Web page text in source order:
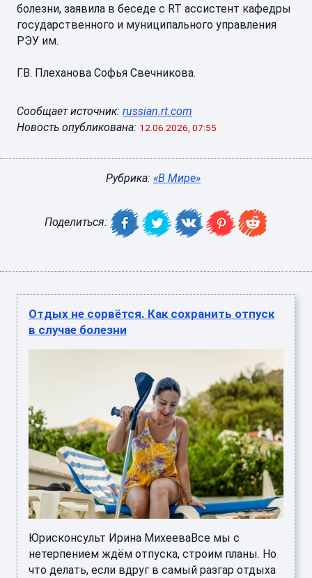
болезни, заявила в беседе с RT ассистент кафедры
государственного и муниципального управления
РЭУ им.
Г.В. Плеханова Софья Свечникова.
Сообщает источник: russian.rt.com
Новость опубликована: 12.06.2026, 07:55
Рубрика: «В Мире»
Поделиться:
Отдых не сорвётся. Как сохранить отпуск
в случае болезни
Юрисконсульт Ирина МихееваВсе мы с
нетерпением ждём отпуска, строим планы. Но
что делать, если вдруг в самый разгар отдыха